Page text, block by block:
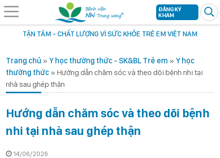
TẬN TÂM - CHẤT LƯỢNG VÌ SỨC KHỎE TRẺ EM VIỆT NAM
ĐĂNG KÝ
KHÁM
Trang chủ » Y học thường thức - SK&BL Trẻ em » Y học
thường thức » Hướng dẫn chăm sóc và theo dõi bệnh nhi tại
nhà sau ghép thận
Hướng dẫn chăm sóc và theo dõi bệnh
nhi tại nhà sau ghép thận
14/06/2026